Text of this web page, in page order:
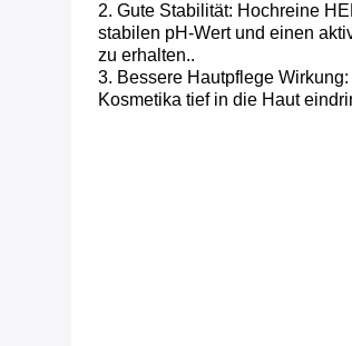
2. Gute Stabilität: Hochreine
stabilen pH-Wert und einen
zu erhalten..
3. Bessere Hautpflege
Kosmetika tief in die Haut